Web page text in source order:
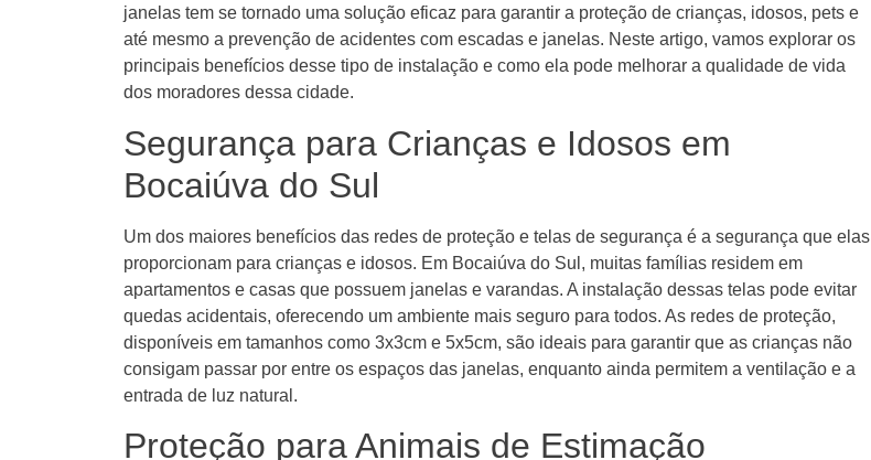
janelas tem se tornado uma solução eficaz para garantir a proteção de crianças, idosos, pets e
até mesmo a prevenção de acidentes com escadas e janelas. Neste artigo, vamos explorar os
principais benefícios desse tipo de instalação e como ela pode melhorar a qualidade de vida
dos moradores dessa cidade.
Segurança para Crianças e Idosos em
Bocaiúva do Sul
Um dos maiores benefícios das redes de proteção e telas de segurança é a segurança que elas
proporcionam para crianças e idosos. Em Bocaiúva do Sul, muitas famílias residem em
apartamentos e casas que possuem janelas e varandas. A instalação dessas telas pode evitar
quedas acidentais, oferecendo um ambiente mais seguro para todos. As redes de proteção,
disponíveis em tamanhos como 3x3cm e 5x5cm, são ideais para garantir que as crianças não
consigam passar por entre os espaços das janelas, enquanto ainda permitem a ventilação e a
entrada de luz natural.
Proteção para Animais de Estimação